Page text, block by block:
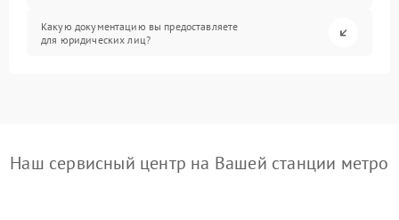
Какую документацию вы предоставляете
для юридических лиц?
Наш сервисный центр на Вашей станции метро